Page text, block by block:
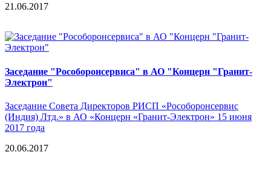
21.06.2017
Заседание "Рособоронсервиса" в АО "Концерн "Гранит-
Электрон"
Заседание Совета Директоров РИСП «Рособоронсервис
(Индия) Лтд.» в АО «Концерн «Гранит-Электрон» 15 июня
2017 года
20.06.2017